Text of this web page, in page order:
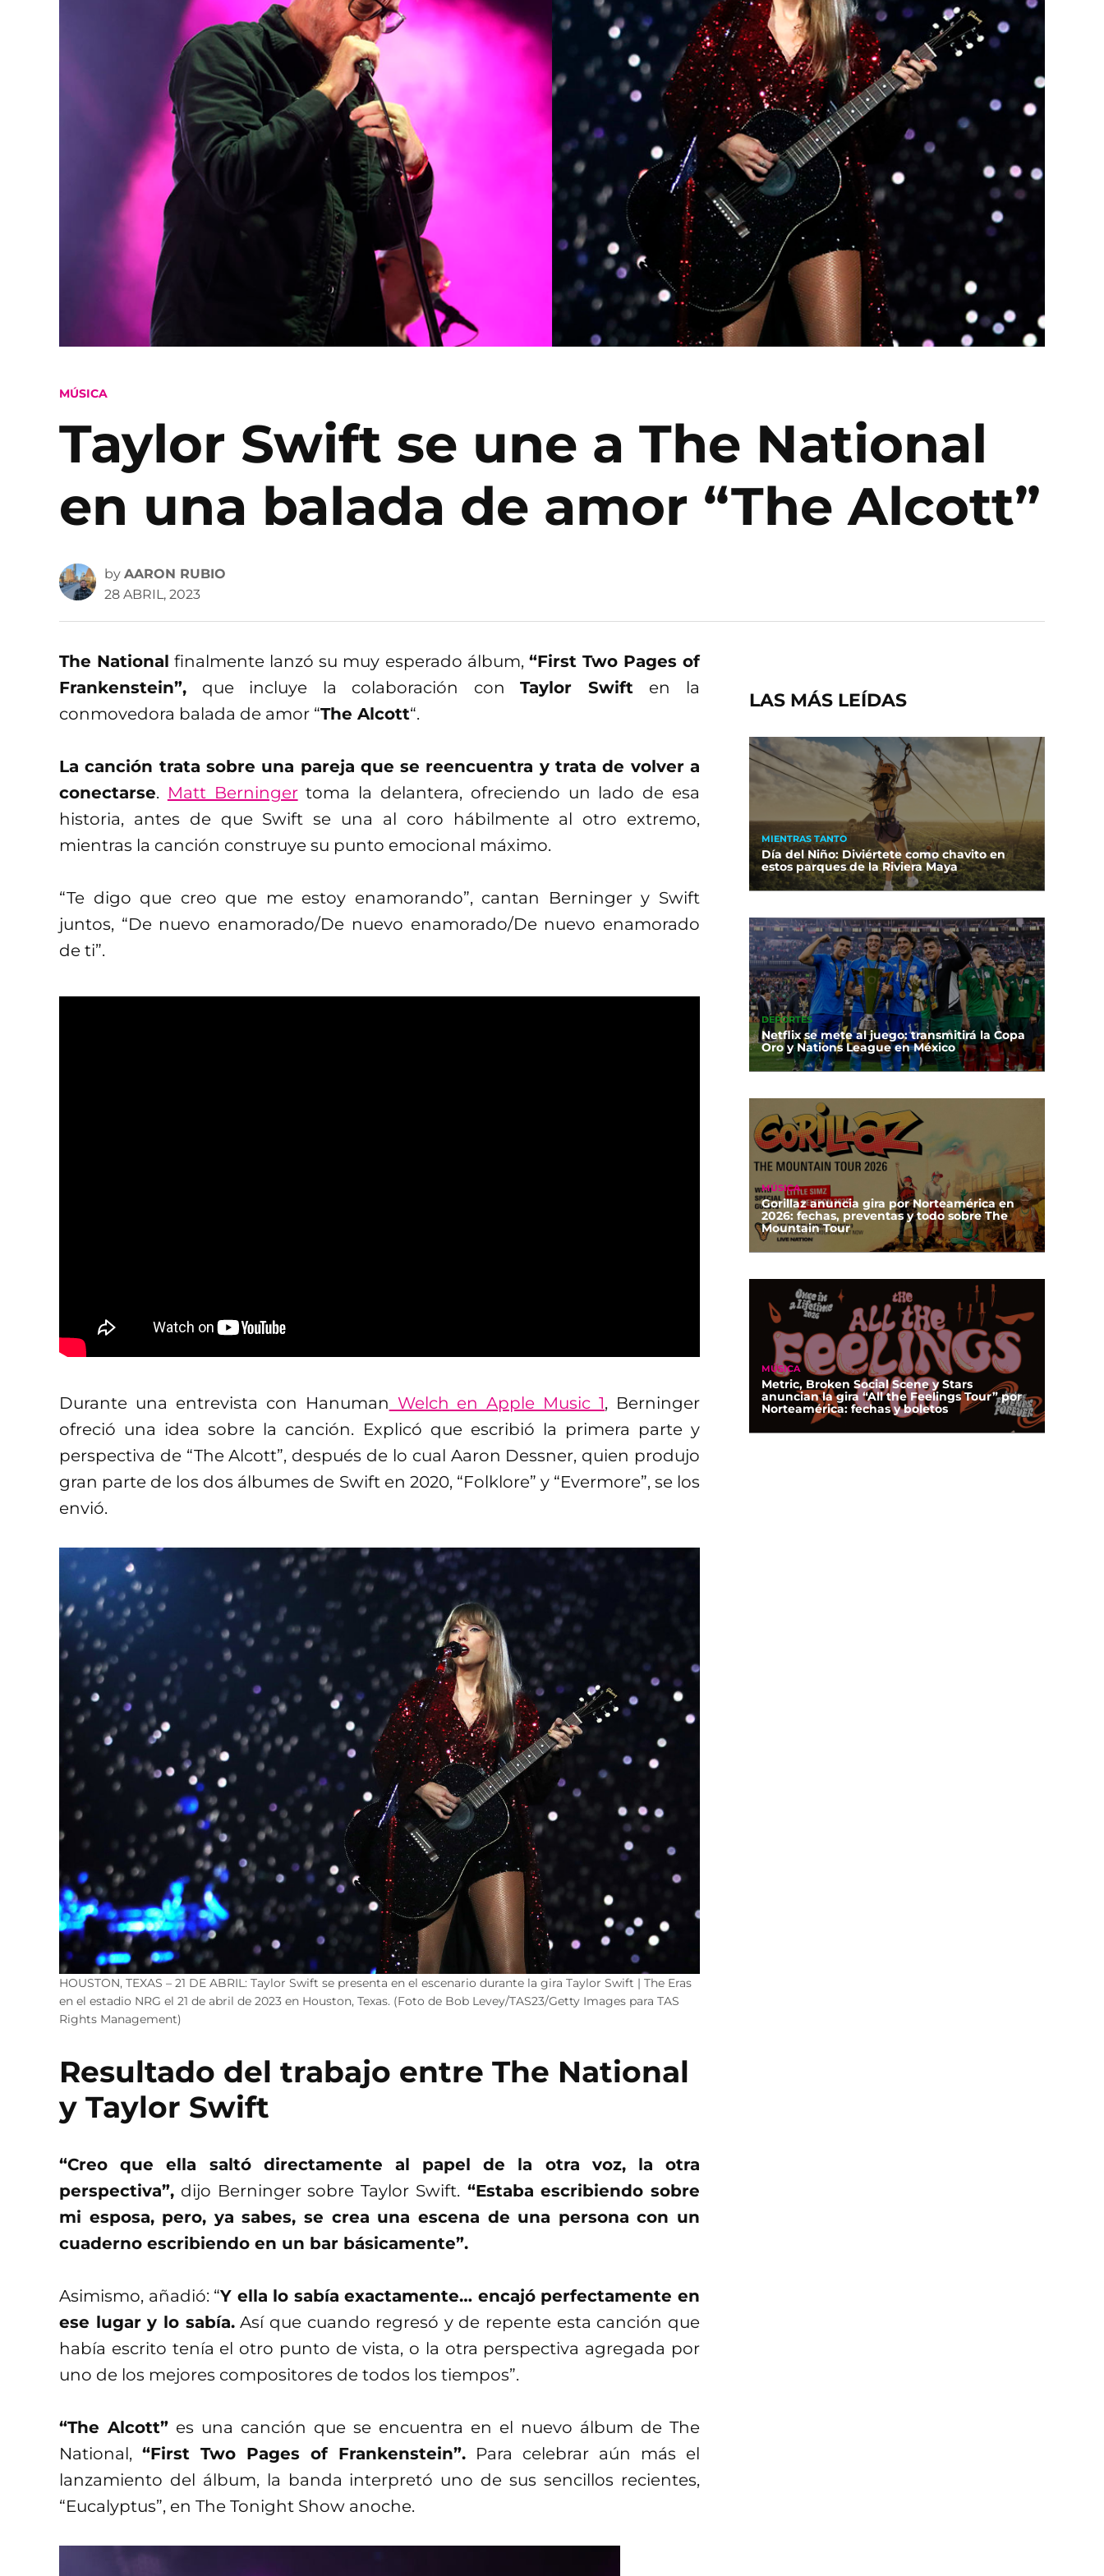
POSTED
MÚSICA
Taylor Swift se une a The National
en una balada de amor “The Alcott”
by AARON RUBIO
28 ABRIL, 2023
The National finalmente lanzó su muy esperado álbum, “First Two Pages of
Frankenstein”, que incluye la colaboración conTaylor Swift en la
conmovedora balada de amor “The Alcott“.
La canción trata sobre una pareja que se reencuentra y trata de volver a
conectarse. Matt Berningertoma la delantera, ofreciendo un lado de esa
historia, antes de que Swift se una al coro hábilmente al otro extremo,
mientras la canción construye su punto emocional máximo.
“Te digo que creo que me estoy enamorando”, cantan Berninger y Swift
juntos, “De nuevo enamorado/De nuevo enamorado/De nuevo enamorado
de ti”.
Durante una entrevista con Hanuman Welch en Apple Music 1, Berninger
ofreció una idea sobre la canción. Explicó que escribió la primera parte y
perspectiva de “The Alcott”, después de lo cual Aaron Dessner, quien produjo
gran parte de los dos álbumes de Swift en 2020, “Folklore” y “Evermore”, se los
envió.
HOUSTON, TEXAS – 21 DE ABRIL: Taylor Swift se presenta en el escenario durante la gira Taylor Swift | The Eras
en el estadio NRG el 21 de abril de 2023 en Houston, Texas. (Foto de Bob Levey/TAS23/Getty Images para TAS
Rights Management)
Resultado del trabajo entre The National
y Taylor Swift
“Creo que ella saltó directamente al papel de la otra voz, la otra
perspectiva”, dijo Berninger sobre Taylor Swift. “Estaba escribiendo sobre
mi esposa, pero, ya sabes, se crea una escena de una persona con un
cuaderno escribiendo en un bar básicamente”.
Asimismo, añadió: “Y ella lo sabía exactamente… encajó perfectamente en
ese lugar y lo sabía.Así que cuando regresó y de repente esta canción que
había escrito tenía el otro punto de vista, o la otra perspectiva agregada por
uno de los mejores compositores de todos los tiempos”.
“The Alcott” es una canción que se encuentra en el nuevo álbum de The
National, “First Two Pages of Frankenstein”. Para celebrar aún más el
lanzamiento del álbum, la banda interpretó uno de sus sencillos recientes,
“Eucalyptus”, en The Tonight Show anoche.
LAS MÁS LEÍDAS
MIENTRAS TANTO
Día del Niño: Diviértete como chavito en
estos parques de la Riviera Maya
DEPORTES
Netflix se mete al juego: transmitirá la Copa
Oro y Nations League en México
MÚSICA
Gorillaz anuncia gira por Norteamérica en
2026: fechas, preventas y todo sobre The
Mountain Tour
MÚSICA
Metric, Broken Social Scene y Stars
anuncian la gira “All the Feelings Tour” por
Norteamérica: fechas y boletos